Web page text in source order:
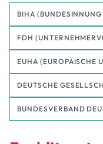
BIHA
FDH
EUHA (EUROPÄISCHE
DEUTSCHE
BUNDESVERBAND